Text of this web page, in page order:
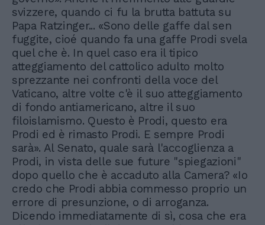
svizzere, quando ci fu la brutta battuta su
Papa Ratzinger... «Sono delle gaffe dal sen
fuggite, cioé quando fa una gaffe Prodi svela
quel che è. In quel caso era il tipico
atteggiamento del cattolico adulto molto
sprezzante nei confronti della voce del
Vaticano, altre volte c'è il suo atteggiamento
di fondo antiamericano, altre il suo
filoislamismo. Questo è Prodi, questo era
Prodi ed è rimasto Prodi. E sempre Prodi
sarà». Al Senato, quale sarà l'accoglienza a
Prodi, in vista delle sue future "spiegazioni"
dopo quello che è accaduto alla Camera? «Io
credo che Prodi abbia commesso proprio un
errore di presunzione, o di arroganza.
Dicendo immediatamente di sì, cosa che era